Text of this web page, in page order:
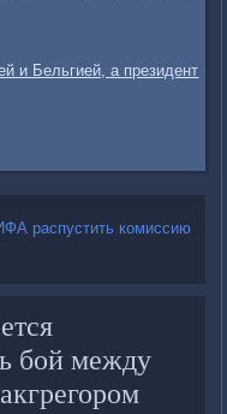
и Бельгией, а президент
распустить комиссию
бой между